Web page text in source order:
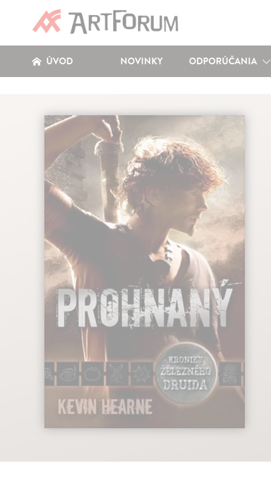
ÚVOD NOVINKY ODPORÚČANIA